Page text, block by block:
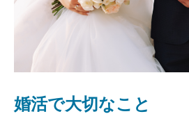
婚活で大切なこと